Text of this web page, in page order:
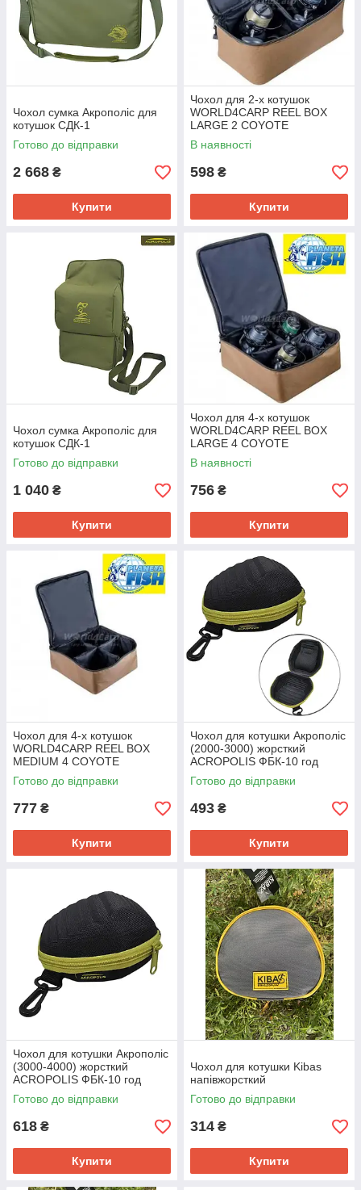
Чохол сумка Акрополіс для
котушок СДК-1
Готово до відправки
2 668 ₴
Купити
Чохол для 2-х котушок
WORLD4CARP REEL BOX
LARGE 2 COYOTE
В наявності
598 ₴
Купити
Чохол сумка Акрополіс для
котушок СДК-1
Готово до відправки
1 040 ₴
Купити
Чохол для 4-х котушок
WORLD4CARP REEL BOX
LARGE 4 COYOTE
В наявності
756 ₴
Купити
Чохол для 4-х котушок
WORLD4CARP REEL BOX
MEDIUM 4 COYOTE
Готово до відправки
777 ₴
Купити
Чохол для котушки Акрополіс
(2000-3000) жорсткий
ACROPOLIS ФБК-10 год
Готово до відправки
493 ₴
Купити
Чохол для котушки Акрополіс
(3000-4000) жорсткий
ACROPOLIS ФБК-10 год
Готово до відправки
618 ₴
Купити
Чохол для котушки Kibas
напівжорсткий
Готово до відправки
314 ₴
Купити